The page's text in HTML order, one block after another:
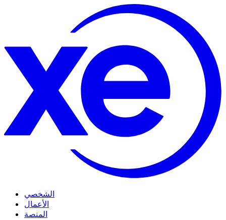
الشخصي
الأعمال
المنصة